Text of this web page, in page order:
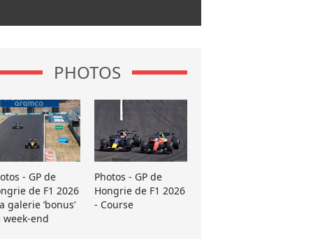
PHOTOS
- GP de
de F1 2026
galerie ’bonus’
week-end
Photos - GP de
Hongrie de F1 2026
- Course